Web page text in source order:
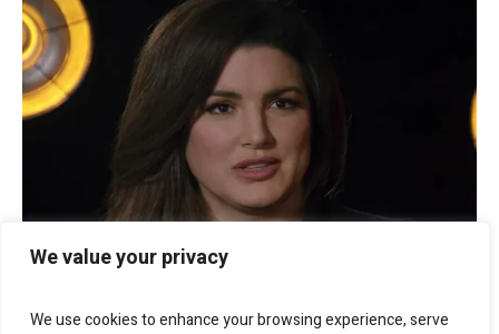
We value your privacy
We use cookies to enhance your browsing experience, serve